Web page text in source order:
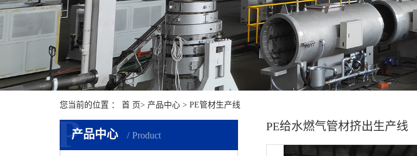
您当前的位置 ： 首 页> 产品中心 > PE管材生产线
产品中心 Product
P PE给水燃气管材挤出生产线